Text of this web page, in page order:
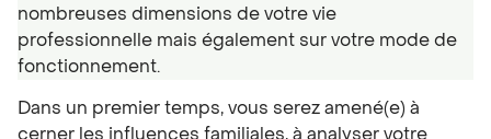
nombreuses dimensions de votre vie
professionnelle mais également sur votre mode de
fonctionnement.
Dans un premier temps, vous serez amené(e) à